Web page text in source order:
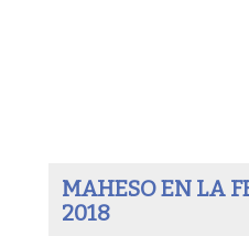
MAHESO EN LA
2018